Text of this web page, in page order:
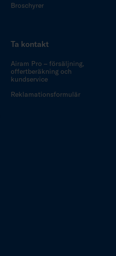
Broschyrer
Ta kontakt
Airam Pro – försäljning,
offertberäkning och
kundservice
Reklamationsformulär